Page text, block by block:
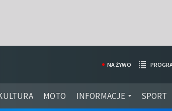
MOTO INFORMACJE SPORT
NA ŻYWO